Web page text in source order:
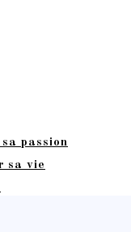
passion
sa vie